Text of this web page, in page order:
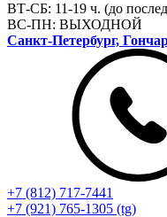
ВТ-СБ: 11-19 ч. (до
ВС-ПН: ВЫХОДНОЙ
Санкт-Петербург,
+7 (812) 717‑7441
+7 (921) 765-1305 (tg)